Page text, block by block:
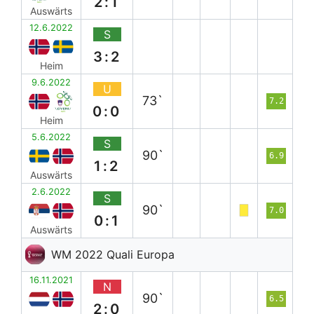
Auswärts
12.6.2022
Heim
S
3:2
9.6.2022
Heim
U
0:0
73` 7.2
5.6.2022
Auswärts
S
1:2
90` 6.9
2.6.2022
Auswärts
S
0:1
90` 7.0
WM 2022 Quali Europa
16.11.2021 N
2:0
90` 6.5